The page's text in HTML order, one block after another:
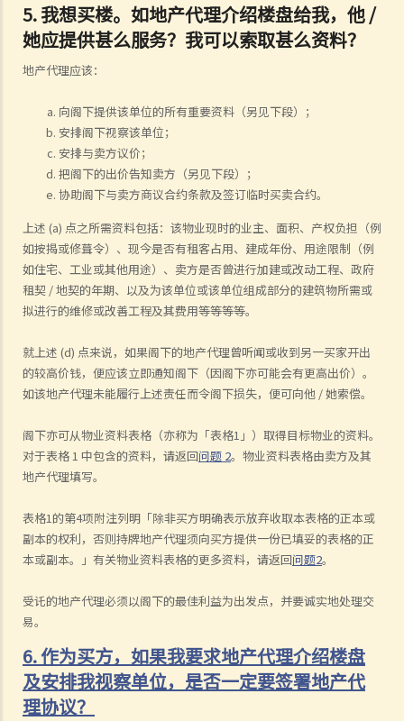
5. 我想买楼。如地产代理介绍楼盘给我，他 /
她应提供甚么服务？我可以索取甚么资料？
地产代理应该：
向阁下提供该单位的所有重要资料（另见下段）；
安排阁下视察该单位；
安排与卖方议价；
把阁下的出价告知卖方（另见下段）；
协助阁下与卖方商议合约条款及签订临时买卖合约。
上述 (a) 点之所需资料包括：该物业现时的业主、面积、产权负担（例
如按揭或修葺令）、现今是否有租客占用、建成年份、用途限制（例
如住宅、工业或其他用途）、卖方是否曾进行加建或改动工程、政府
租契 / 地契的年期、以及为该单位或该单位组成部分的建筑物所需或
拟进行的维修或改善工程及其费用等等等等。
就上述 (d) 点来说，如果阁下的地产代理曾听闻或收到另一买家开出
的较高价钱，便应该立即通知阁下（因阁下亦可能会有更高出价）。
如该地产代理未能履行上述责任而令阁下损失，便可向他 / 她索偿。
阁下亦可从物业资料表格（亦称为「表格1」）取得目标物业的资料。
对于表格 1 中包含的资料，请返回问题 2。物业资料表格由卖方及其
地产代理填写。
表格1的第4项附注列明「除非买方明确表示放弃收取本表格的正本或
副本的权利，否则持牌地产代理须向买方提供一份已填妥的表格的正
本或副本。」有关物业资料表格的更多资料，请返回问题2。
受讬的地产代理必须以阁下的最佳利益为出发点，并要诚实地处理交
易。
6. 作为买方，如果我要求地产代理介绍楼盘
及安排我视察单位，是否一定要签署地产代
理协议？